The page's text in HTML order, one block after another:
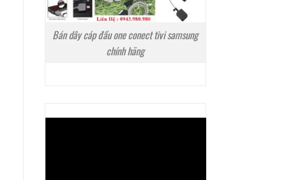
Bán dây cáp đầu one conect tivi samsung
chính hãng